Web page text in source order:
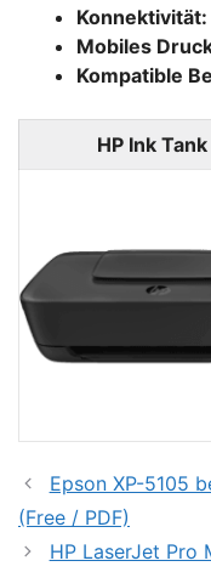
Konnektivität:
Mobiles
Kompatible
HP Ink Tank
Epson XP-5105
(Free / PDF)
HP LaserJet Pro